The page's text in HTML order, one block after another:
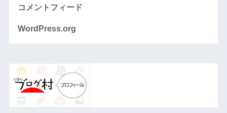
コメントフィード
WordPress.org